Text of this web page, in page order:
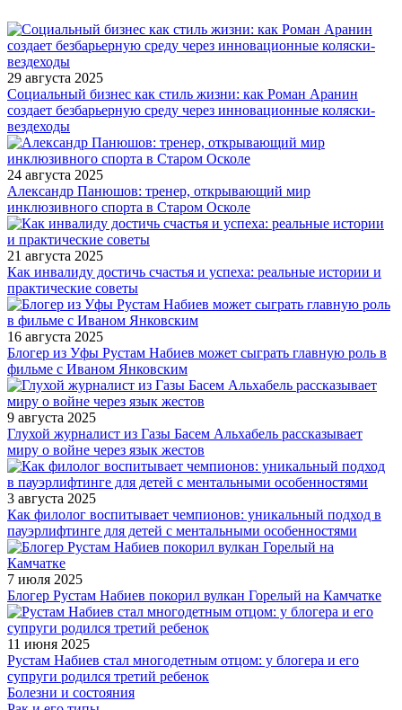
29 августа 2025
Социальный бизнес как стиль жизни: как Роман Аранин
создает безбарьерную среду через инновационные коляски-
вездеходы
24 августа 2025
Александр Панюшов: тренер, открывающий мир
инклюзивного спорта в Старом Осколе
21 августа 2025
Как инвалиду достичь счастья и успеха: реальные истории и
практические советы
16 августа 2025
Блогер из Уфы Рустам Набиев может сыграть главную роль в
фильме с Иваном Янковским
9 августа 2025
Глухой журналист из Газы Басем Альхабель рассказывает
миру о войне через язык жестов
3 августа 2025
Как филолог воспитывает чемпионов: уникальный подход в
пауэрлифтинге для детей с ментальными особенностями
7 июля 2025
Блогер Рустам Набиев покорил вулкан Горелый на Камчатке
11 июня 2025
Рустам Набиев стал многодетным отцом: у блогера и его
супруги родился третий ребенок
Болезни и состояния